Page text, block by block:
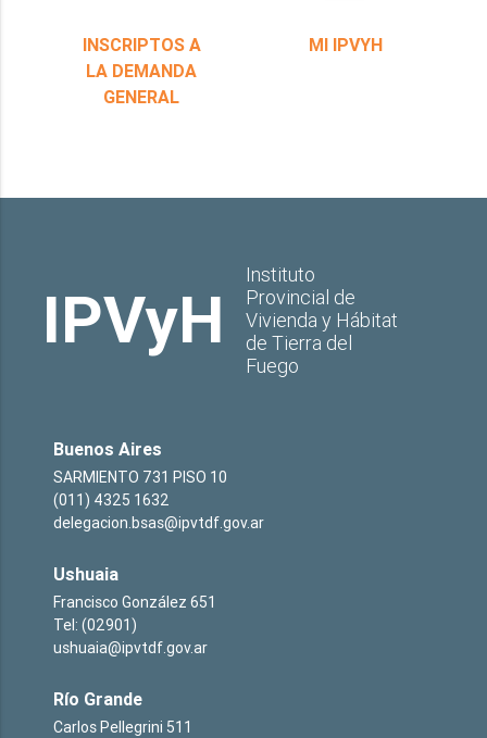
INSCRIPTOS A
LA DEMANDA
GENERAL
MI IPVYH
IPVyH
Instituto
Provincial de
Vivienda y Hábitat
de Tierra del
Fuego
Buenos Aires
SARMIENTO 731 PISO 10
(011) 4325 1632
delegacion.bsas@ipvtdf.gov.ar
Ushuaia
Francisco González 651
Tel: (02901)
ushuaia@ipvtdf.gov.ar
Río Grande
Carlos Pellegrini 511